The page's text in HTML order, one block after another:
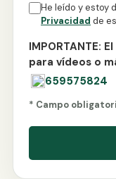
He leído y estoy
Privacidad de
IMPORTANTE:
para vídeos o
659575824
* Campo